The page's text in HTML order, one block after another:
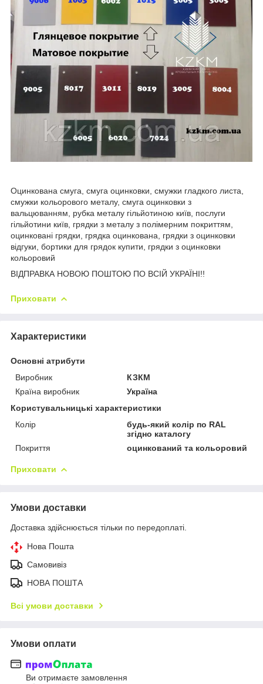
Оцинкована смуга, смуга оцинковки, смужки гладкого листа,
смужки кольорового металу, смуга оцинковки з
вальцюванням, рубка металу гільйотиною київ, послуги
гільйотини київ, грядки з металу з полімерним покриттям,
оцинковані грядки, грядка оцинкована, грядки з оцинковки
відгуки, бортики для грядок купити, грядки з оцинковки
кольоровий
ВІДПРАВКА НОВОЮ ПОШТОЮ ПО ВСІЙ УКРАЇНІ!!
Приховати
Характеристики
Основні атрибути
Виробник
КЗКМ
Країна виробник
Україна
Користувальницькі характеристики
Колір
будь-який колір по RAL
згідно каталогу
Покриття
оцинкований та кольоровий
Приховати
Умови доставки
Доставка здійснюється тільки по передоплаті.
Нова Пошта
Самовивіз
НОВА ПОШТА
Всі умови доставки
Умови оплати
Ви отримаєте замовлення